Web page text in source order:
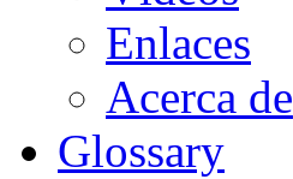
Enlaces
Acerca de
Glossary